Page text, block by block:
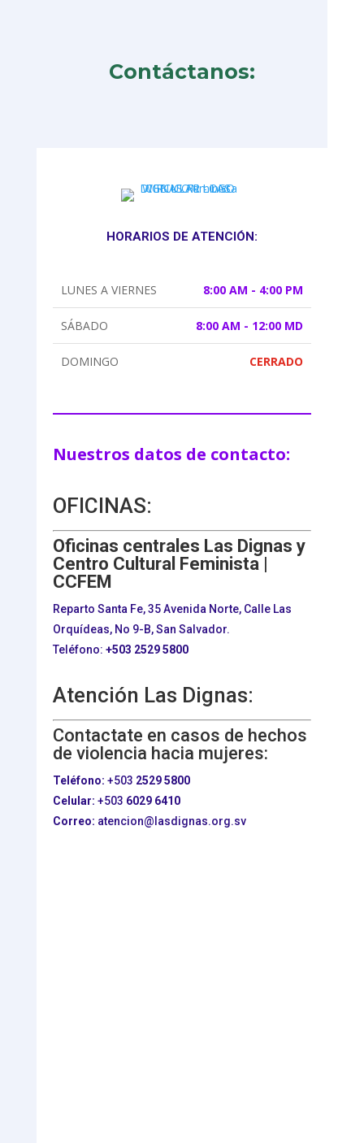
Contáctanos:
HORARIOS DE ATENCIÓN:
LUNES A VIERNES 8:00 AM - 4:00 PM
SÁBADO 8:00 AM - 12:00 MD
DOMINGO CERRADO
Nuestros datos de contacto:
OFICINAS:
Oficinas centrales Las Dignas y
Centro Cultural Feminista |
CCFEM
Reparto Santa Fe, 35 Avenida Norte, Calle Las
Orquídeas, No 9-B, San Salvador.
Teléfono: +503 2529 5800
Atención Las Dignas:
Contactate en casos de hechos
de violencia hacia mujeres:
Teléfono: +503 2529 5800
Celular: +503 6029 6410
Correo: atencion@lasdignas.org.sv